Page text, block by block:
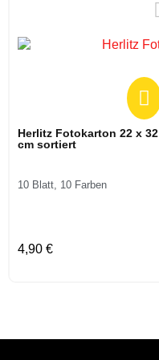
Herlitz Fotokarton 22 x 32
cm sortiert
10 Blatt, 10 Farben
4,90 €